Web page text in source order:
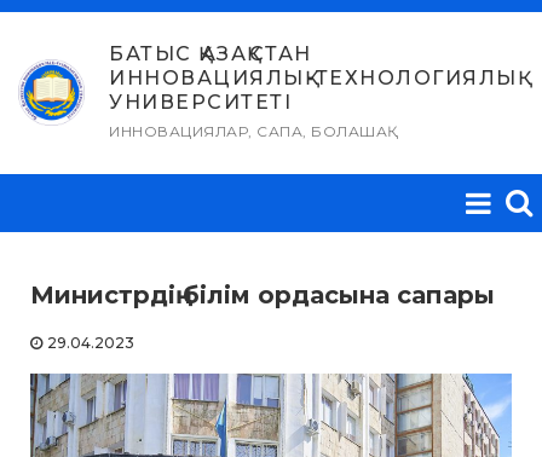
Skip
content
БАТЫС ҚАЗАҚСТАН
ИННОВАЦИЯЛЫҚ-ТЕХНОЛОГИЯЛЫҚ
УНИВЕРСИТЕТІ
ИННОВАЦИЯЛАР, САПА, БОЛАШАҚ
Министрдің білім ордасына сапары
29.04.2023